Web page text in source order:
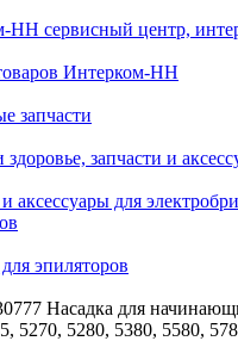
НН сервисный центр,
Интерком-НН
запчасти
здоровье, запчасти и
аксессуары для
эпиляторов
Насадка для
5270, 5280, 5380, 5580,